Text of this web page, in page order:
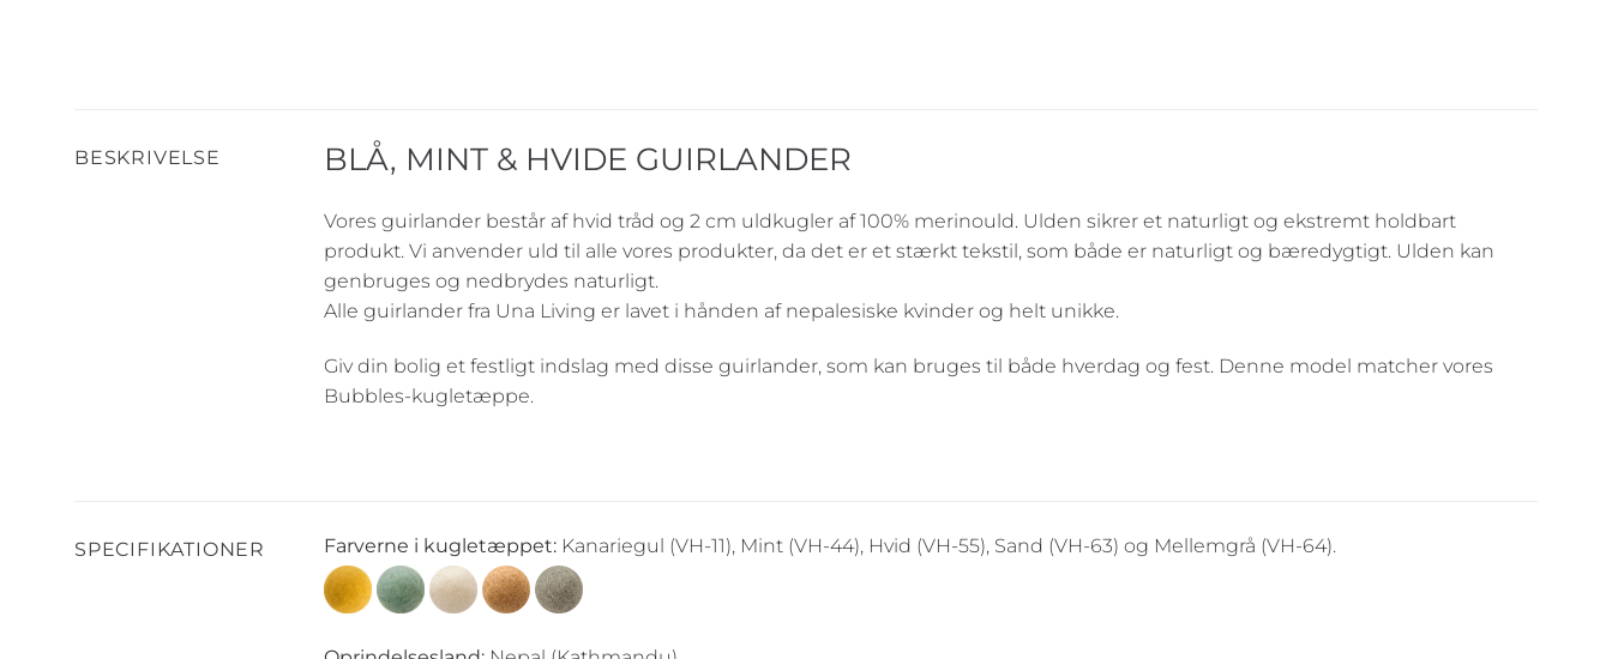
BESKRIVELSE BLÅ, MINT & HVIDE GUIRLANDER
Vores guirlander består af hvid tråd og 2 cm uldkugler af 100% merinould. Ulden sikrer et naturligt og ekstremt holdbart
produkt. Vi anvender uld til alle vores produkter, da det er et stærkt tekstil, som både er naturligt og bæredygtigt. Ulden kan
genbruges og nedbrydes naturligt.
Alle guirlander fra Una Living er lavet i hånden af nepalesiske kvinder og helt unikke.
Giv din bolig et festligt indslag med disse guirlander, som kan bruges til både hverdag og fest. Denne model matcher vores
Bubbles-kugletæppe.
SPECIFIKATIONER Farverne i kugletæppet: Kanariegul (VH-11), Mint (VH-44), Hvid (VH-55), Sand (VH-63) og Mellemgrå (VH-64).